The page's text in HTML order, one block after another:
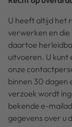
U heeft altijd het
verwerken en
daartoe
uitvoeren. U kunt
onze
binnen 30 dagen
verzoek wordt
bekende e-
gegevens over u